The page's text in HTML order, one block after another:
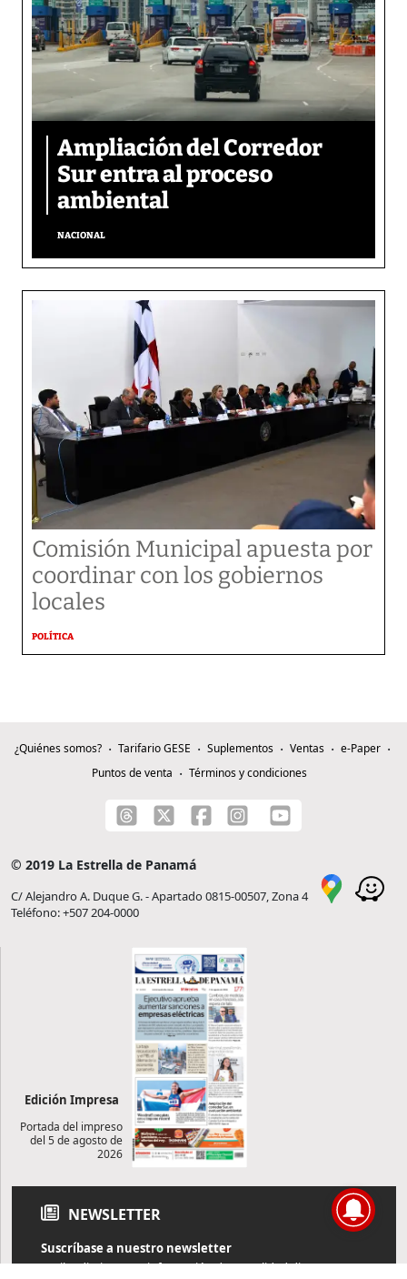
Ampliación del Corredor
Sur entra al proceso
ambiental
NACIONAL
Comisión Municipal apuesta por
coordinar con los gobiernos
locales
POLÍTICA
¿Quiénes somos? Tarifario GESE Suplementos Ventas
e-Paper
Puntos de venta
Términos y condiciones
© 2019 La Estrella de Panamá
C/ Alejandro A. Duque G. - Apartado 0815-00507, Zona 4
Teléfono: +507 204-0000
Edición Impresa
Portada del impreso
del 5 de agosto de
2026
NEWSLETTER
Suscríbase a nuestro newsletter
Reciba diariamente información de actualidad directamente en